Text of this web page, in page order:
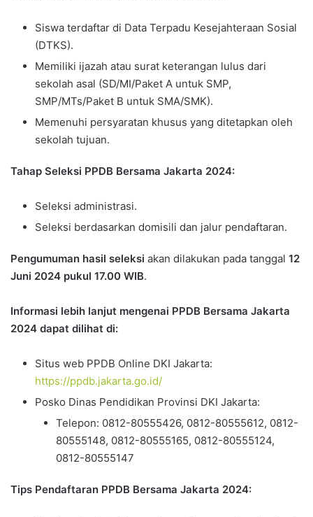
Siswa terdaftar di Data Terpadu Kesejahteraan Sosial
(DTKS).
Memiliki ijazah atau surat keterangan lulus dari
sekolah asal (SD/MI/Paket A untuk SMP,
SMP/MTs/Paket B untuk SMA/SMK).
Memenuhi persyaratan khusus yang ditetapkan oleh
sekolah tujuan.
Tahap Seleksi PPDB Bersama Jakarta 2024:
Seleksi administrasi.
Seleksi berdasarkan domisili dan jalur pendaftaran.
Pengumuman hasil seleksi akan dilakukan pada tanggal 12
Juni 2024 pukul 17.00 WIB.
Informasi lebih lanjut mengenai PPDB Bersama Jakarta
2024 dapat dilihat di:
Situs web PPDB Online DKI Jakarta:
https://ppdb.jakarta.go.id/
Posko Dinas Pendidikan Provinsi DKI Jakarta:
Telepon: 0812-80555426, 0812-80555612, 0812-
80555148, 0812-80555165, 0812-80555124,
0812-80555147
Tips Pendaftaran PPDB Bersama Jakarta 2024: